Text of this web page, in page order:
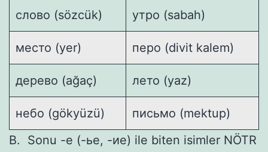
слово (sözcük) утро (sabah)
место (yer) перо (divit kalem)
дерево (ağaç) лето (yaz)
небо (gökyüzü)
письмо (mektup)
B. Sonu -е (-ье, -ие) ile biten isimler NÖTR